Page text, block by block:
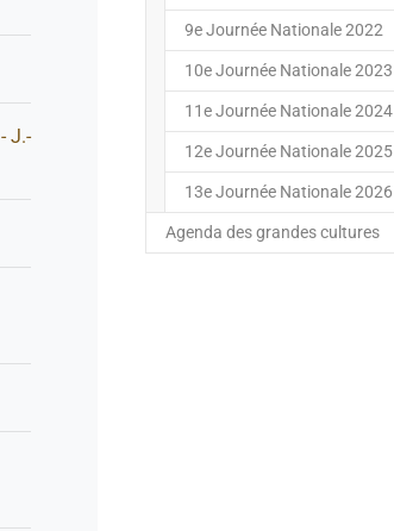
9e Journée Nationale 2022
10e Journée Nationale 2023
11e Journée Nationale 2024
12e Journée Nationale 2025
13e Journée Nationale 2026
Agenda des grandes cultures
J.-